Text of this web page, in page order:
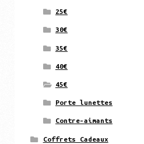
25€
30€
35€
40€
45€
Porte lunettes
Contre-aimants
Coffrets Cadeaux